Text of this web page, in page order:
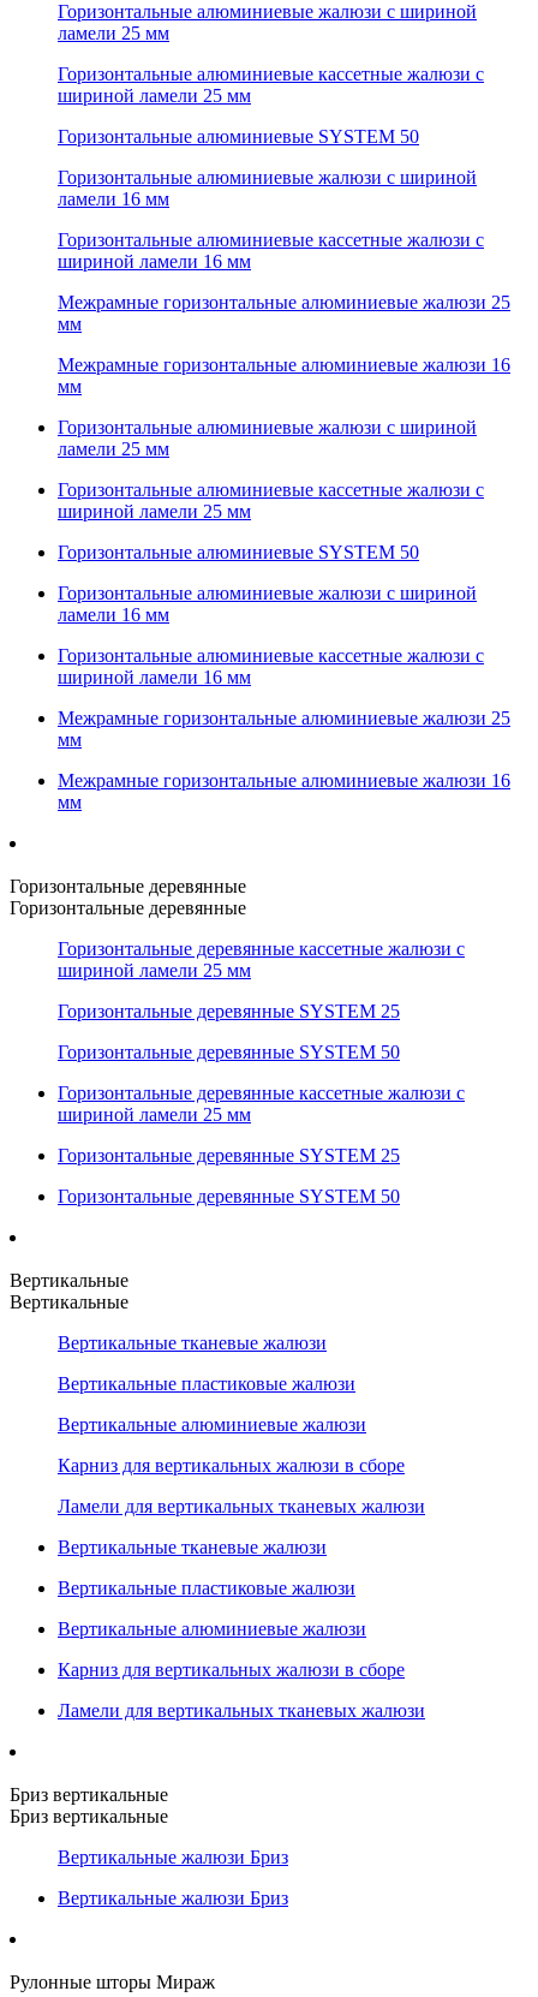
Горизонтальные алюминиевые жалюзи с шириной
ламели 25 мм
Горизонтальные алюминиевые кассетные жалюзи с
шириной ламели 25 мм
Горизонтальные алюминиевые SYSTEM 50
Горизонтальные алюминиевые жалюзи с шириной
ламели 16 мм
Горизонтальные алюминиевые кассетные жалюзи с
шириной ламели 16 мм
Межрамные горизонтальные алюминиевые жалюзи 25
мм
Межрамные горизонтальные алюминиевые жалюзи 16
мм
Горизонтальные алюминиевые жалюзи с шириной
ламели 25 мм
Горизонтальные алюминиевые кассетные жалюзи с
шириной ламели 25 мм
Горизонтальные алюминиевые SYSTEM 50
Горизонтальные алюминиевые жалюзи с шириной
ламели 16 мм
Горизонтальные алюминиевые кассетные жалюзи с
шириной ламели 16 мм
Межрамные горизонтальные алюминиевые жалюзи 25
мм
Межрамные горизонтальные алюминиевые жалюзи 16
мм
Горизонтальные деревянные
Горизонтальные деревянные
Горизонтальные деревянные кассетные жалюзи с
шириной ламели 25 мм
Горизонтальные деревянные SYSTEM 25
Горизонтальные деревянные SYSTEM 50
Горизонтальные деревянные кассетные жалюзи с
шириной ламели 25 мм
Горизонтальные деревянные SYSTEM 25
Горизонтальные деревянные SYSTEM 50
Вертикальные
Вертикальные
Вертикальные тканевые жалюзи
Вертикальные пластиковые жалюзи
Вертикальные алюминиевые жалюзи
Карниз для вертикальных жалюзи в сборе
Ламели для вертикальных тканевых жалюзи
Вертикальные тканевые жалюзи
Вертикальные пластиковые жалюзи
Вертикальные алюминиевые жалюзи
Карниз для вертикальных жалюзи в сборе
Ламели для вертикальных тканевых жалюзи
Бриз вертикальные
Бриз вертикальные
Вертикальные жалюзи Бриз
Вертикальные жалюзи Бриз
Рулонные шторы Мираж